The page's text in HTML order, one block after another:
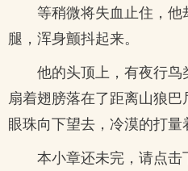
等稍微将失血止住，
腿，浑身颤抖起来。
他的头顶上，有夜行
扇着翅膀落在了距离山狼
眼珠向下望去，冷漠的打量
本小章还未完，请点